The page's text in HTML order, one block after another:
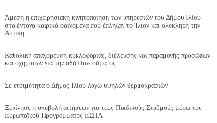
Άμεση η επιχειρησιακή κινητοποίηση των υπηρεσιών του Δήμου Ιλίου
στα έντονα καιρικά φαινόμενα που έπληξαν το Ίλιον και ολόκληρη την
Αττική
Καθολική απαγόρευση κυκλοφορίας, διέλευσης και παραμονής προσώπων
και οχημάτων για την οδό Πανοράματος
Σε ετοιμότητα ο Δήμος Ιλίου λόγω υψηλών θερμοκρασιών
Ξεκίνησε η υποβολή αιτήσεων για τους Παιδικούς Σταθμούς μέσω του
Ευρωπαϊκού Προγράμματος ΕΣΠΑ